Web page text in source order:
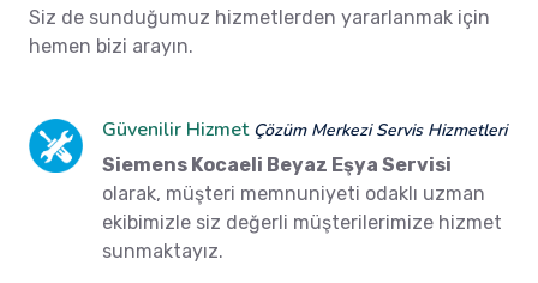
Siz de sunduğumuz hizmetlerden yararlanmak için
hemen bizi arayın.
Güvenilir Hizmet Çözüm Merkezi Servis Hizmetleri
Siemens Kocaeli Beyaz Eşya Servisi
olarak, müşteri memnuniyeti odaklı uzman
ekibimizle siz değerli müşterilerimize hizmet
sunmaktayız.